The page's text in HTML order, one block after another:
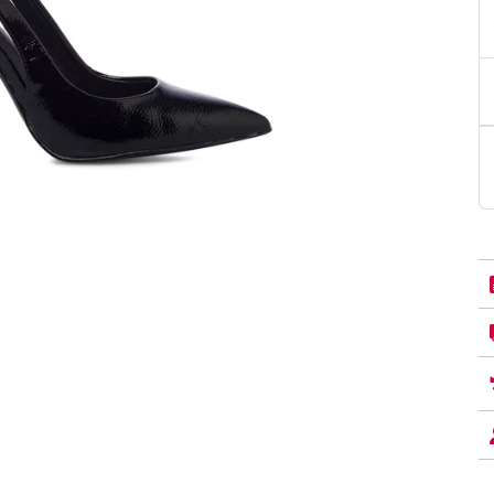
la guida
Back to School 2026: la guida definitiva per il
rientro a scuola
Donna